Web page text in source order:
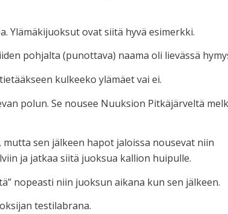
Ylämäkijuoksut ovat siitä hyvä esimerkki.
pohjalta (punottava) naama oli lievässä
kulkeeko ylämäet vai ei.
polun. Se nousee Nuuksion Pitkäjärveltä
sen jälkeen hapot jaloissa nousevat niin
ja jatkaa siitä juoksua kallion huipulle.
nopeasti niin juoksun aikana kun sen jälkeen.
testilabrana.